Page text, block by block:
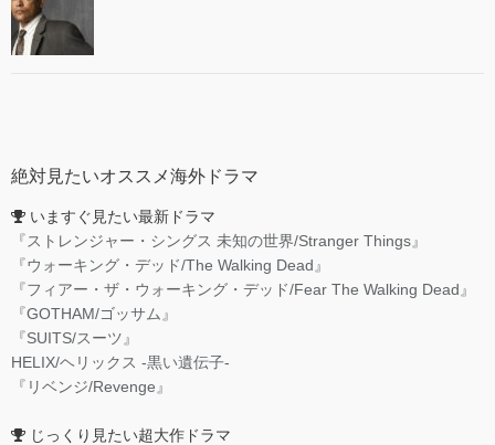
絶対見たいオススメ海外ドラマ
いますぐ見たい最新ドラマ
『ストレンジャー・シングス 未知の世界/Stranger Things』
『ウォーキング・デッド/The Walking Dead』
『フィアー・ザ・ウォーキング・デッド/Fear The Walking Dead』
『GOTHAM/ゴッサム』
『SUITS/スーツ』
HELIX/ヘリックス -黒い遺伝子-
『リベンジ/Revenge』
じっくり見たい超大作ドラマ